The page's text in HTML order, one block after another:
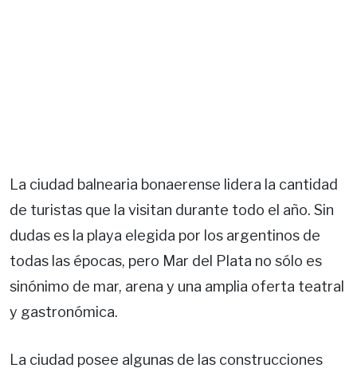
La ciudad balnearia bonaerense lidera la cantidad
de turistas que la visitan durante todo el año. Sin
dudas es la playa elegida por los argentinos de
todas las épocas, pero Mar del Plata no sólo es
sinónimo de mar, arena y una amplia oferta teatral
y gastronómica.
La ciudad posee algunas de las construcciones